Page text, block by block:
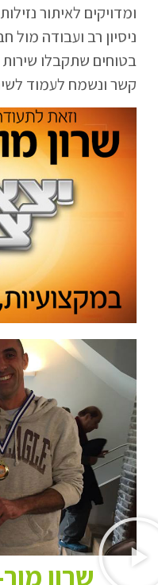
ומדויקים לאיתור
ניסיון רב ועבודה מול
בטוחים שתקבלו שירות
קשר ונשמח לעמוד
שרון